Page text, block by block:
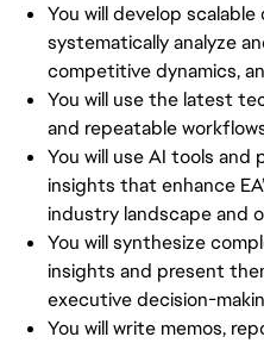
You will develop
systematically analyze
competitive dynamics,
You will use the latest
and repeatable
You will use AI tools
insights that enhance
industry landscape and
You will synthesize
insights and present
executive decision-
You will write memos,